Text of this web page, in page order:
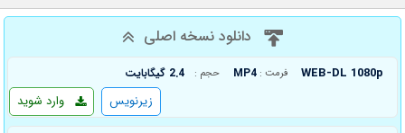
دانلود نسخه اصلی
WEB-DL 1080p فرمت : MP4 حجم : 2.4 گیگابایت
وارد شوید زیرنویس